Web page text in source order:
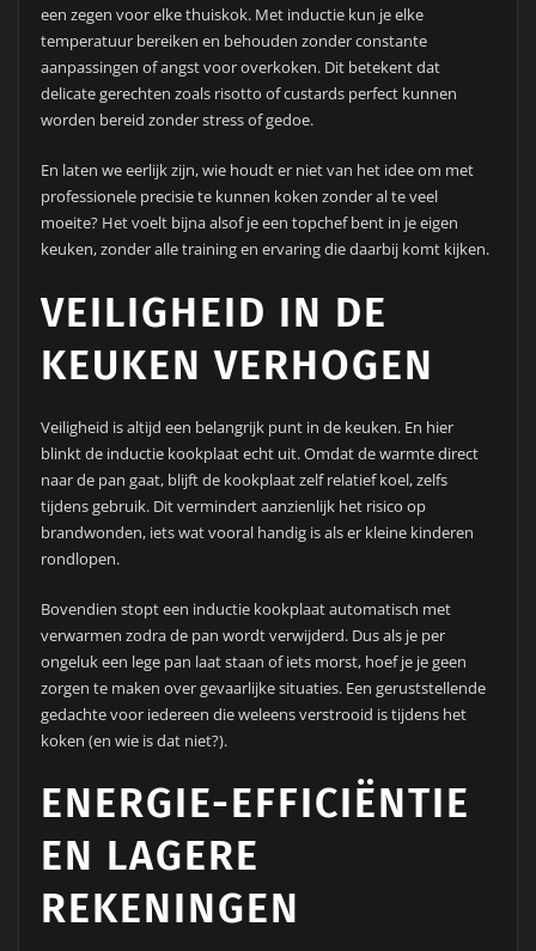
een zegen voor elke thuiskok. Met inductie kun je elke
temperatuur bereiken en behouden zonder constante
aanpassingen of angst voor overkoken. Dit betekent dat
delicate gerechten zoals risotto of custards perfect kunnen
worden bereid zonder stress of gedoe.
En laten we eerlijk zijn, wie houdt er niet van het idee om met
professionele precisie te kunnen koken zonder al te veel
moeite? Het voelt bijna alsof je een topchef bent in je eigen
keuken, zonder alle training en ervaring die daarbij komt kijken.
VEILIGHEID IN DE
KEUKEN VERHOGEN
Veiligheid is altijd een belangrijk punt in de keuken. En hier
blinkt de inductie kookplaat echt uit. Omdat de warmte direct
naar de pan gaat, blijft de kookplaat zelf relatief koel, zelfs
tijdens gebruik. Dit vermindert aanzienlijk het risico op
brandwonden, iets wat vooral handig is als er kleine kinderen
rondlopen.
Bovendien stopt een inductie kookplaat automatisch met
verwarmen zodra de pan wordt verwijderd. Dus als je per
ongeluk een lege pan laat staan of iets morst, hoef je je geen
zorgen te maken over gevaarlijke situaties. Een geruststellende
gedachte voor iedereen die weleens verstrooid is tijdens het
koken (en wie is dat niet?).
ENERGIE-EFFICIËNTIE
EN LAGERE
REKENINGEN